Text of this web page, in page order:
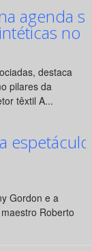
agenda
no
destaca
pilares da
têxtil A...
Gordon e a
Roberto